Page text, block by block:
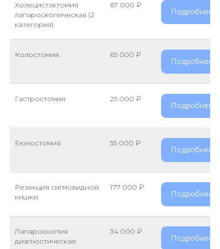
Холецистэктомия
лапароскопическая (2
категория)
67 000 ₽
Подробнее
Колостомия 65 000 ₽
Подробнее
Гастростомия 25 000 ₽
Подробнее
Еюностомия 55 000 ₽
Подробнее
Резекция сигмовидной
кишки
177 000 ₽
Подробнее
Лапароскопия
диагностическая
34 000 ₽
Подробнее